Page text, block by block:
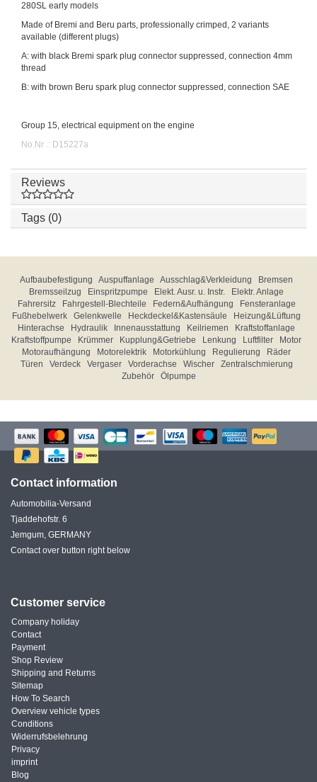
280SL early models
Made of Bremi and Beru parts, professionally crimped, 2 variants
available (different plugs)
A: with black Bremi spark plug connector suppressed, connection 4mm
thread
B: with brown Beru spark plug connector suppressed, connection SAE
Group 15, electrical equipment on the engine
No.Nr .: D15227a
Reviews
Tags (0)
Aufbaubefestigung Auspuffanlage Ausschlag&Verkleidung
Bremsen
Bremsseilzug
Einspritzpumpe Elekt. Ausr. u. Instr.
Elektr. Anlage
Fahrersitz
Fahrgestell-Blechteile Federn&Aufhängung
Fensteranlage
Fußhebelwerk
Gelenkwelle Heckdeckel&Kastensäule
Heizung&Lüftung
Hinterachse
Hydraulik Innenausstattung Keilriemen
Kraftstoffanlage
Kraftstoffpumpe
Krümmer Kupplung&Getriebe Lenkung Luftfilter
Motor
Motoraufhängung
Motorelektrik Motorkühlung Regulierung
Räder
Türen
Verdeck Vergaser Vorderachse Wischer
Zentralschmierung
Zubehör
Ölpumpe
Contact information
Automobilia-Versand
Tjaddehofstr. 6
Jemgum, GERMANY
Contact over button right below
Customer service
Company holiday
Contact
Payment
Shop Review
Shipping and Returns
Sitemap
How To Search
Overview vehicle types
Conditions
Widerrufsbelehrung
Privacy
imprint
Blog